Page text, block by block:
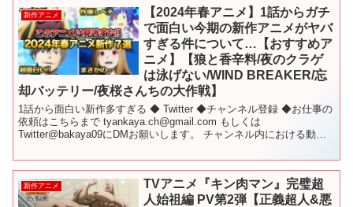
新作アニメ
【2024年春アニメ】1話からガチ
で面白い今期の新作アニメがヤバ
すぎる件について…【おすすめア
ニメ】【狼と香辛料/夜のクラゲ
は泳げない/WIND BREAKER/忘
却バッテリー/夜桜さんちの大作戦】
1話から面白い新作多すぎる ◆ Twitter ◆チャンネル登録 ◆お仕事の
依頼はこちらまで tyankaya.ch@gmail.com もしくは
Twitter@bakaya09にDMお願いします。 チャンネル内における動画
新作アニメ
TVアニメ『キン肉マン』完璧超
人始祖編 PV第2弾【正義超人&悪